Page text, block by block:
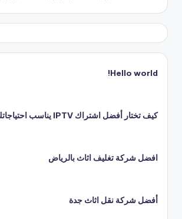
Hello world!
كيف تختار أفضل اشتراك IPTV يناسب احتياجاتك؟
افضل شركة تغليف اثاث بالرياض
أفضل شركة نقل اثاث جدة